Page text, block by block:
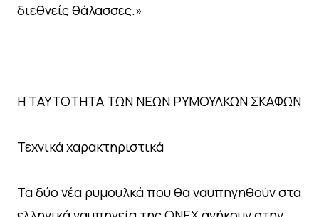
διεθνείς θάλασσες.»
Η ΤΑΥΤΟΤΗΤΑ ΤΩΝ ΝΕΩΝ ΡΥΜΟΥΛΚΩΝ ΣΚΑΦΩΝ
Τεχνικά χαρακτηριστικά
Τα δύο νέα ρυμουλκά που θα ναυπηγηθούν στα